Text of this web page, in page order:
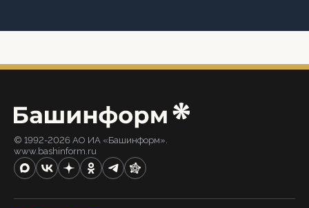
© 1992-2026 АО ИА «Башинформ».
www.bashinform.ru